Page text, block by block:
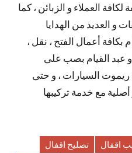
العملاء و الزبائن ، كما
و العديد من الهدايا
بكافة أعمال الفتح ، نقل ،
و عبد القيام بصب على
ريموت السيارات ، و حتى
مع خدمة تركيبها
اقفال
تصليح اقفال